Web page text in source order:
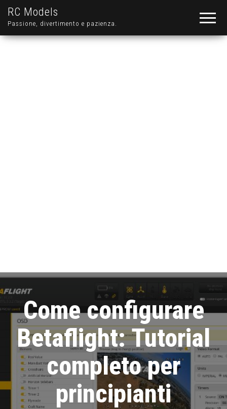
RC Models
Passione, divertimento e pazienza.
Come configurare
Betaflight: Tutorial
completo per
principianti